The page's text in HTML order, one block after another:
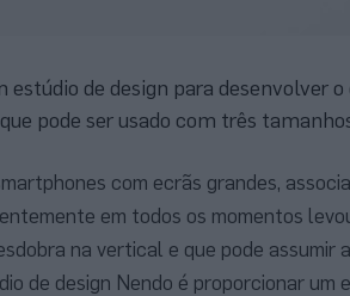
de design para desenvolver
pode ser usado com três
com ecrãs grandes,
em todos os momentos
na vertical e que pode assumir
de design Nendo é proporcionar um